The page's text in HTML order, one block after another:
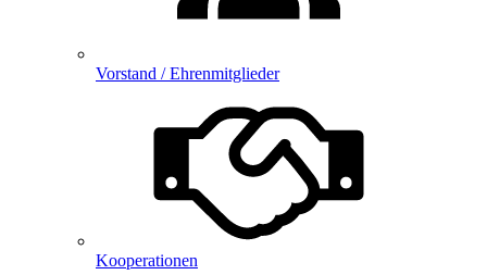
Vorstand / Ehrenmitglieder
Kooperationen